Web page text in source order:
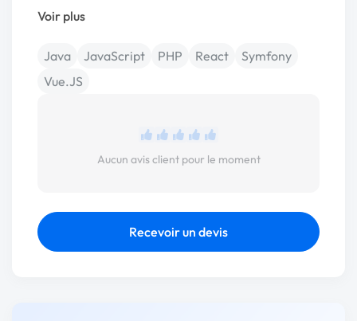
Voir plus
Java JavaScript PHP React
Symfony
Vue.JS
Aucun avis client pour le moment
Recevoir un devis